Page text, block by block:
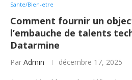
Sante/Bien-etre
Comment fournir un
l’embauche de talents
Datarmine
Par Admin décembre 17, 2025